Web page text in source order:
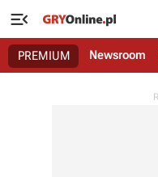

PREMIUM Newsroom